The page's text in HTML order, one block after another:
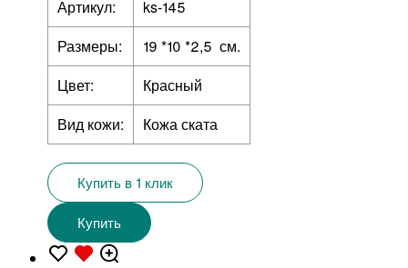
Артикул:
ks-145
Размеры:
19 *10 *2,5 см.
Цвет:
Красный
Вид кожи:
Кожа ската
Купить в 1 клик
Купить